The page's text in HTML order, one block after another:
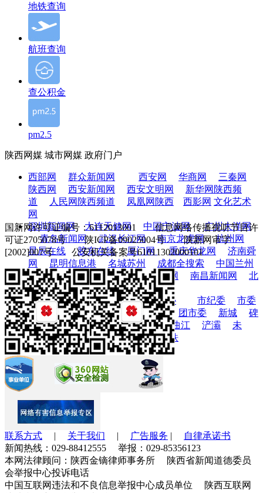
地铁查询
航班查询
查公积金
pm2.5
陕西网媒 城市网媒 政府门户
西部网 群众新闻网 西安网 华商网
三秦网
陕西网
西安新闻网 西安文明网
新华网陕西频
道
人民网陕西频道 凤凰网陕西 西影网 文化艺术
网
深圳新闻网
大连天健网 中国宁波网
广州大洋网
青岛新闻网
武汉长江网 南京龙虎网
杭州网
星辰在线
胶东在线 厦门网 重庆华龙网
济南舜
网
昆明信息港 名城苏州 成都全搜索
中国兰州
网
沈阳网 温州网 中国海口网 南昌新闻网
北
方网
长春新闻网
新疆网
市委
市人大 市政府 市政协 市纪委
市委
组织部
市信访局 市总工会 团市委 新城
碑
林
莲湖 雁塔 高新 经开 曲江 浐灞
未
央
阎良 高陵 长安 西安地铁
国新网许可证编号：6112013001 信息网络传播视听节目许
可证2705078号 陕ICP备09025004号 陕新网审字
[2002]007号 公安机关备案号61011302000101
联系方式 | 关于我们 | 广告服务 |
自律承诺书
新闻热线：029-88412555 举报：029-85356123
本网法律顾问：陕西金镝律师事务所 陕西省新闻道德委员
会举报中心投诉电话
中国互联网违法和不良信息举报中心成员单位 陕西互联网